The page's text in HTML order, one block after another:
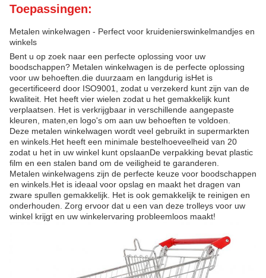
Toepassingen:
Metalen winkelwagen - Perfect voor kruidenierswinkelmandjes en
winkels
Bent u op zoek naar een perfecte oplossing voor uw
boodschappen? Metalen winkelwagen is de perfecte oplossing
voor uw behoeften.die duurzaam en langdurig isHet is
gecertificeerd door ISO9001, zodat u verzekerd kunt zijn van de
kwaliteit. Het heeft vier wielen zodat u het gemakkelijk kunt
verplaatsen. Het is verkrijgbaar in verschillende aangepaste
kleuren, maten,en logo's om aan uw behoeften te voldoen.
Deze metalen winkelwagen wordt veel gebruikt in supermarkten
en winkels.Het heeft een minimale bestelhoeveelheid van 20
zodat u het in uw winkel kunt opslaanDe verpakking bevat plastic
film en een stalen band om de veiligheid te garanderen.
Metalen winkelwagens zijn de perfecte keuze voor boodschappen
en winkels.Het is ideaal voor opslag en maakt het dragen van
zware spullen gemakkelijk. Het is ook gemakkelijk te reinigen en
onderhouden. Zorg ervoor dat u een van deze trolleys voor uw
winkel krijgt en uw winkelervaring probleemloos maakt!